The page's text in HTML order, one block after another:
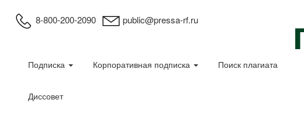
8-800-200-2090 public@pressa-rf.ru
Подписка Корпоративная подписка Поиск плагиата
Диссовет